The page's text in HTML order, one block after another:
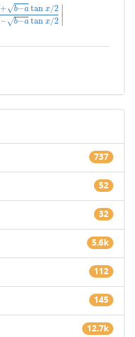
+ b−a
√ tan x/2
− b−a
√ tan x/2 ∣
tanx/2a+b−b −
737
52
32
5.6k
112
145
12.7k